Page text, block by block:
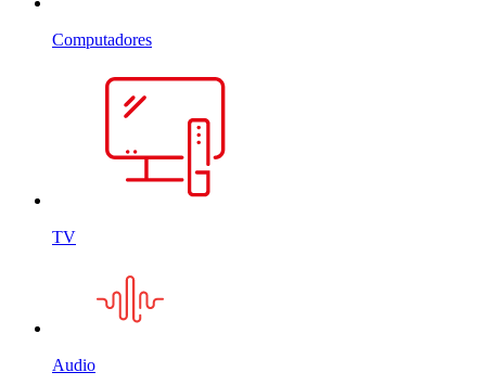
Computadores
TV
Audio